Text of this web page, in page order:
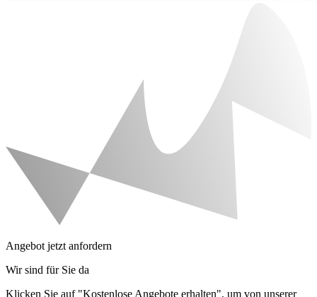
Angebot jetzt anfordern
Wir sind für Sie da
Klicken Sie auf "Kostenlose Angebote erhalten", um von unserer